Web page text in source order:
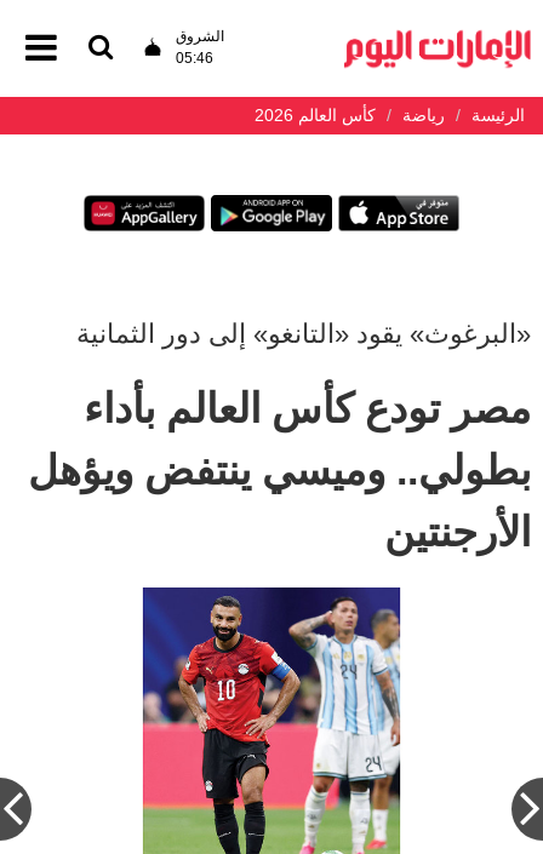
الشروق
05:46
الرئيسة رياضة كأس العالم 2026
«البرغوث» يقود «التانغو» إلى دور الثمانية
مصر تودع كأس العالم بأداء
بطولي.. وميسي ينتفض ويؤهل
الأرجنتين